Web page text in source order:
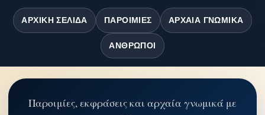
ΑΡΧΙΚΉ ΣΕΛΊΔΑ ΠΑΡΟΙΜΊΕΣ ΑΡΧΑΊΑ ΓΝΩΜΙΚΆ
ΆΝΘΡΩΠΟΙ
Παροιμίες, εκφράσεις και αρχαία γνωμικά με